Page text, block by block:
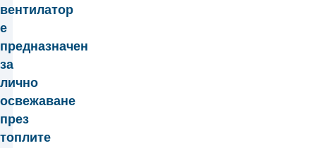
вентилатор
е
предназначен
за
лично
освежаване
през
топлите